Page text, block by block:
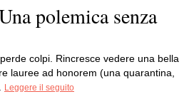
polemica senza
colpi. Rincresce vedere una bella
lauree ad honorem (una quarantina,
Leggere il seguito